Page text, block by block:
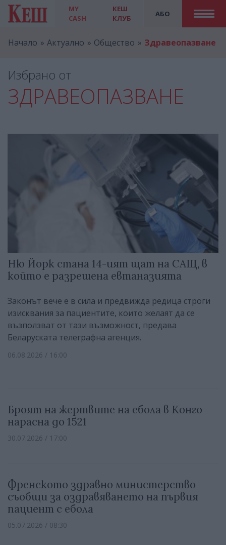
MY
CASH
АБО
КЕШ
КЛУБ
Начало Актуално Общество Здравеопазване
Избрано от
ЗДРАВЕОПАЗВАНЕ
Ню Йорк стана 14-ият щат на САЩ, в
който е разрешена евтаназията
Законът вече е в сила и предвижда редица строги
изисквания за пациентите, които желаят да се
възползват от тази възможност, предава
Беларуската телеграфна агенция.
06.08.2026 / 16:00
Броят на жертвите на ебола в Конго
нарасна до 1521
30.07.2026 / 17:00
Френското здравно министерство
съобщи за оздравяването на първия
пациент с ебола
05.07.2026 / 08:30